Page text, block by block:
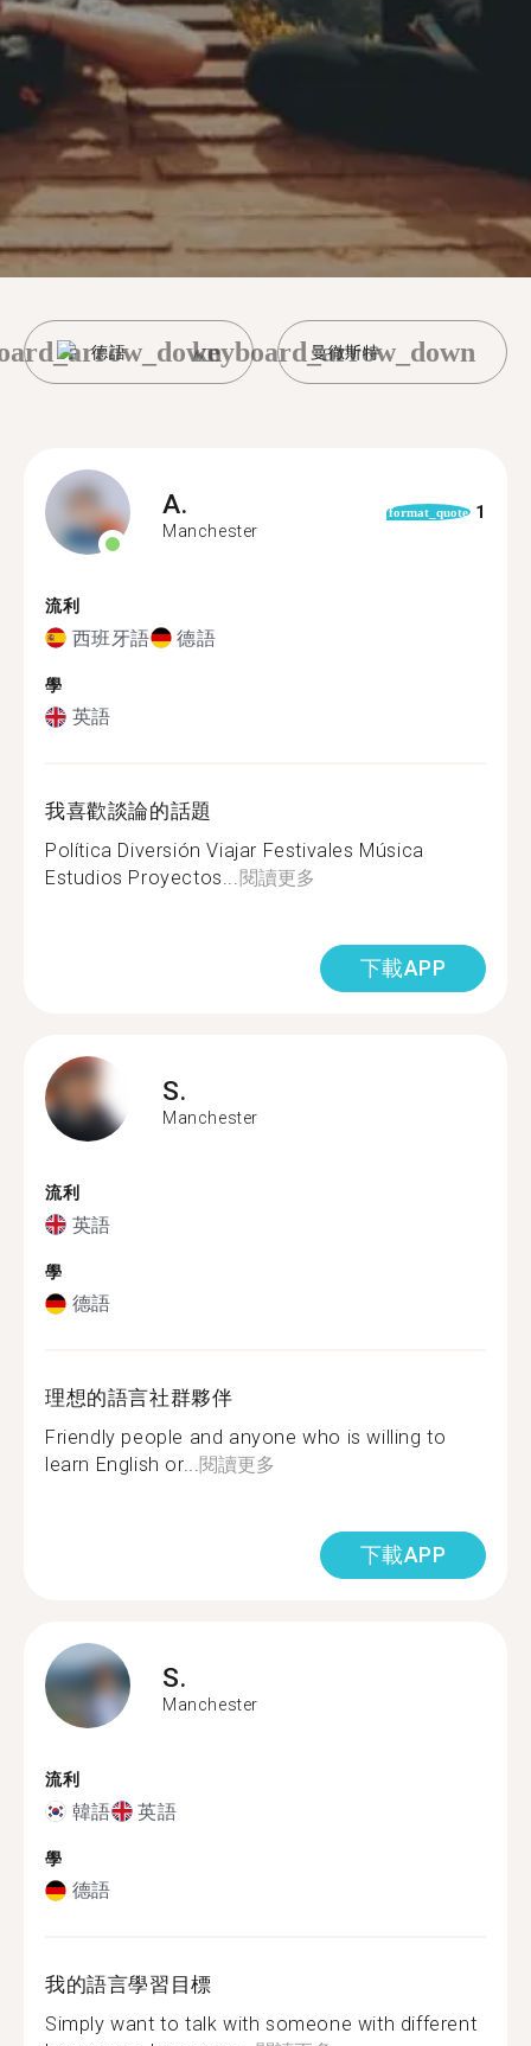
德語 曼徹斯特
keyboard_arrow_down
A.
Manchester
format_quote 1
流利
西班牙語 德語
學
英語
我喜歡談論的話題
Política Diversión Viajar Festivales Música
Estudios Proyectos...閱讀更多
下載APP
S.
Manchester
流利
英語
學
德語
理想的語言社群夥伴
Friendly people and anyone who is willing to
learn English or...閱讀更多
下載APP
S.
Manchester
流利
韓語 英語
學
德語
我的語言學習目標
Simply want to talk with someone with different